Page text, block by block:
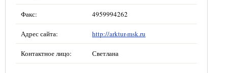
Факс: 4959994262
Адрес сайта: http://arktur-msk.ru
Контактное лицо: Светлана